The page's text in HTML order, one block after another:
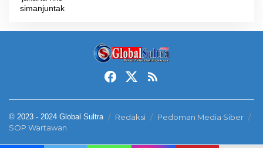
© 2023 - 2024 Global Sultra Redaksi
Pedoman Media Siber
SOP Wartawan